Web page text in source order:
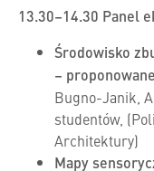
13.30–14.30 Panel
Środowisko
–
Bugno-Janik,
studentów,
Architektury)
Mapy